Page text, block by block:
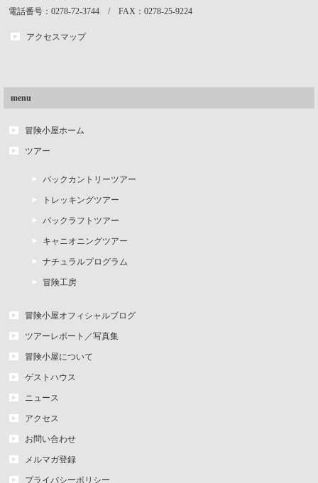
電話番号：0278-72-3744 / FAX：0278-25-9224
アクセスマップ
menu
冒険小屋ホーム
ツアー
バックカントリーツアー
トレッキングツアー
パックラフトツアー
キャニオニングツアー
ナチュラルプログラム
冒険工房
冒険小屋オフィシャルブログ
ツアーレポート／写真集
冒険小屋について
ゲストハウス
ニュース
アクセス
お問い合わせ
メルマガ登録
プライバシーポリシー